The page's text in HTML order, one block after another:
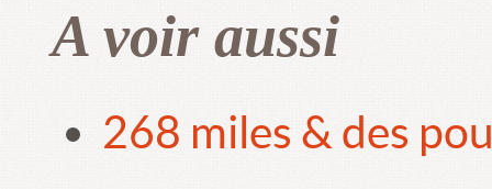
A voir aussi
268 miles & des